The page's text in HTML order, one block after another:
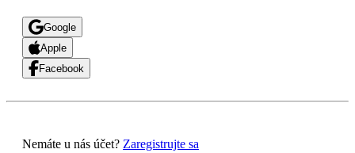
Google
Apple
Facebook
Nemáte u nás účet? Zaregistrujte sa